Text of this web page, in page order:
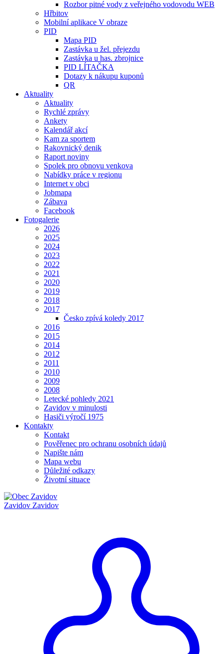
Rozbor pitné vody z veřejného vodovodu WEB
Hřbitov
Mobilní aplikace V obraze
PID
Mapa PID
Zastávka u žel. přejezdu
Zastávka u has. zbrojnice
PID LÍTAČKA
Dotazy k nákupu kuponů
QR
Aktuality
Aktuality
Rychlé zprávy
Ankety
Kalendář akcí
Kam za sportem
Rakovnický denik
Raport noviny
Spolek pro obnovu venkova
Nabídky práce v regionu
Internet v obci
Jobmapa
Zábava
Facebook
Fotogalerie
2026
2025
2024
2023
2022
2021
2020
2019
2018
2017
Česko zpívá koledy 2017
2016
2015
2014
2012
2011
2010
2009
2008
Letecké pohledy 2021
Zavidov v minulosti
Hasiči výročí 1975
Kontakty
Kontakt
Pověřenec pro ochranu osobních údajů
Napište nám
Mapa webu
Důležité odkazy
Životní situace
Zavidov Zavidov